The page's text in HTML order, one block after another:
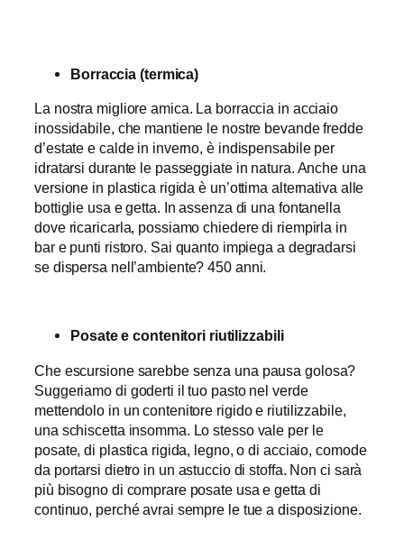
Borraccia (termica)
La nostra migliore amica. La borraccia in acciaio
inossidabile, che mantiene le nostre bevande fredde
d’estate e calde in inverno, è indispensabile per
idratarsi durante le passeggiate in natura. Anche una
versione in plastica rigida è un’ottima alternativa alle
bottiglie usa e getta. In assenza di una fontanella
dove ricaricarla, possiamo chiedere di riempirla in
bar e punti ristoro. Sai quanto impiega a degradarsi
se dispersa nell’ambiente? 450 anni.
Posate e contenitori riutilizzabili
Che escursione sarebbe senza una pausa golosa?
Suggeriamo di goderti il tuo pasto nel verde
mettendolo in un contenitore rigido e riutilizzabile,
una schiscetta insomma. Lo stesso vale per le
posate, di plastica rigida, legno, o di acciaio, comode
da portarsi dietro in un astuccio di stoffa. Non ci sarà
più bisogno di comprare posate usa e getta di
continuo, perché avrai sempre le tue a disposizione.